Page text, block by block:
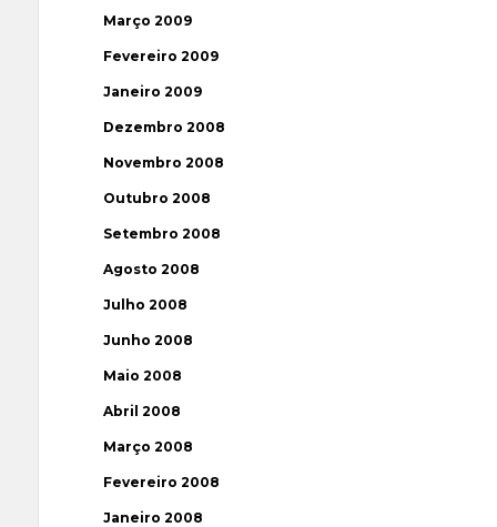
Março 2009
Fevereiro 2009
Janeiro 2009
Dezembro 2008
Novembro 2008
Outubro 2008
Setembro 2008
Agosto 2008
Julho 2008
Junho 2008
Maio 2008
Abril 2008
Março 2008
Fevereiro 2008
Janeiro 2008